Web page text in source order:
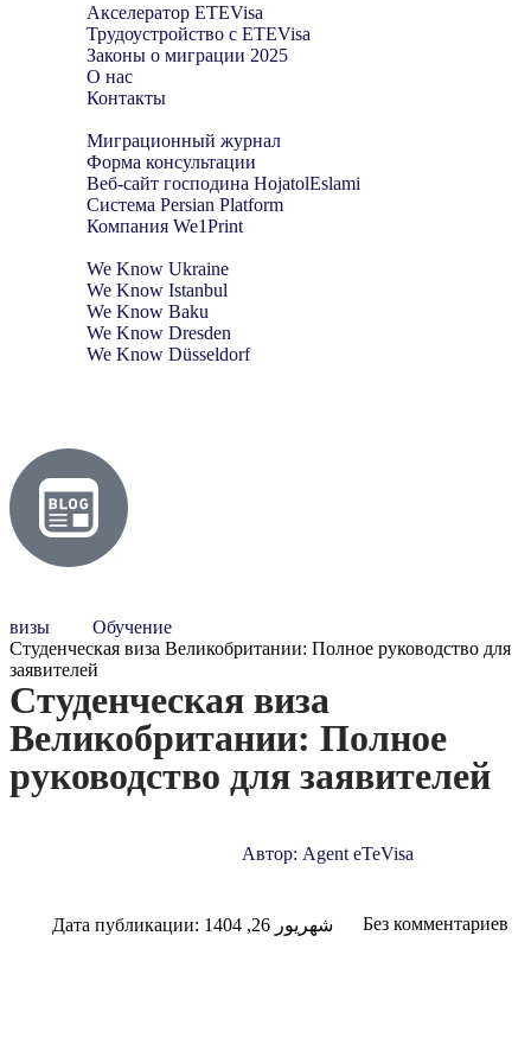
Акселератор ETEVisa
Трудоустройство с ETEVisa
Законы о миграции 2025
О нас
Контакты
Миграционный журнал
Форма консультации
Веб-сайт господина HojatolEslami
Система Persian Platform
Компания We1Print
We Know Ukraine
We Know Istanbul
We Know Baku
We Know Dresden
We Know Düsseldorf
визы
Обучение
Студенческая виза Великобритании: Полное руководство для
заявителей
Студенческая виза
Великобритании: Полное
руководство для заявителей
Автор: Agent eTeVisa
Дата публикации: شهریور 26, 1404 Без комментариев